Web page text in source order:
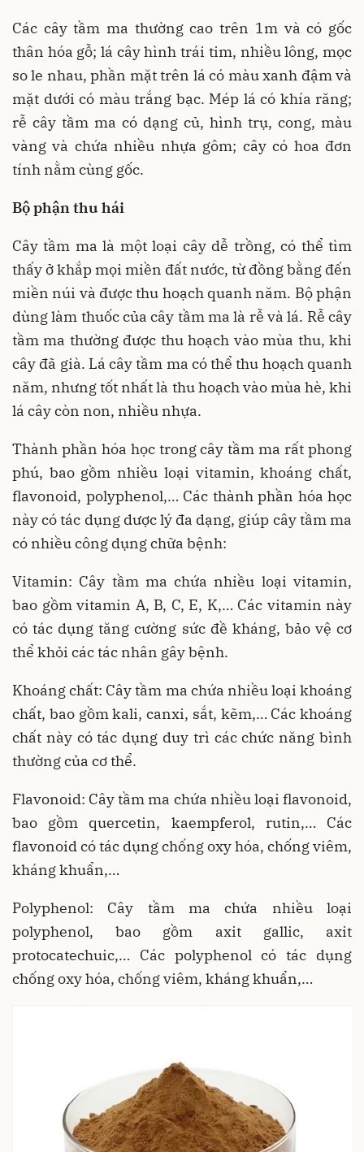
Các cây tầm ma thường cao trên 1m và có gốc
thân hóa gỗ; lá cây hình trái tim, nhiều lông, mọc
so le nhau, phần mặt trên lá có màu xanh đậm và
mặt dưới có màu trắng bạc. Mép lá có khía răng;
rễ cây tầm ma có dạng củ, hình trụ, cong, màu
vàng và chứa nhiều nhựa gôm; cây có hoa đơn
tính nằm cùng gốc.
Bộ phận thu hái
Cây tầm ma là một loại cây dễ trồng, có thể tìm
thấy ở khắp mọi miền đất nước, từ đồng bằng đến
miền núi và được thu hoạch quanh năm. Bộ phận
dùng làm thuốc của cây tầm ma là rễ và lá. Rễ cây
tầm ma thường được thu hoạch vào mùa thu, khi
cây đã già. Lá cây tầm ma có thể thu hoạch quanh
năm, nhưng tốt nhất là thu hoạch vào mùa hè, khi
lá cây còn non, nhiều nhựa.
Thành phần hóa học trong cây tầm ma rất phong
phú, bao gồm nhiều loại vitamin, khoáng chất,
flavonoid, polyphenol,… Các thành phần hóa học
này có tác dụng dược lý đa dạng, giúp cây tầm ma
có nhiều công dụng chữa bệnh:
Vitamin: Cây tầm ma chứa nhiều loại vitamin,
bao gồm vitamin A, B, C, E, K,… Các vitamin này
có tác dụng tăng cường sức đề kháng, bảo vệ cơ
thể khỏi các tác nhân gây bệnh.
Khoáng chất: Cây tầm ma chứa nhiều loại khoáng
chất, bao gồm kali, canxi, sắt, kẽm,… Các khoáng
chất này có tác dụng duy trì các chức năng bình
thường của cơ thể.
Flavonoid: Cây tầm ma chứa nhiều loại flavonoid,
bao gồm quercetin, kaempferol, rutin,… Các
flavonoid có tác dụng chống oxy hóa, chống viêm,
kháng khuẩn,…
Polyphenol: Cây tầm ma chứa nhiều loại
polyphenol, bao gồm axit gallic, axit
protocatechuic,… Các polyphenol có tác dụng
chống oxy hóa, chống viêm, kháng khuẩn,…